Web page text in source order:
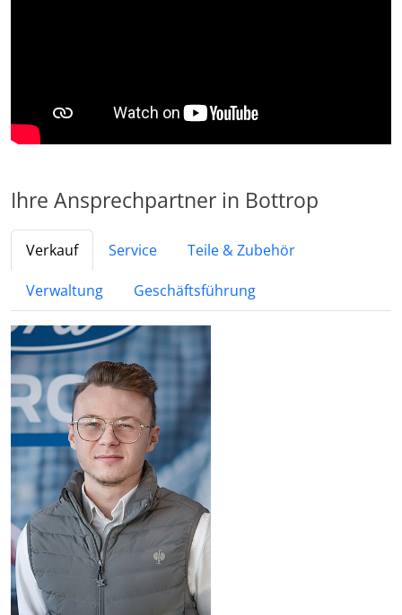
Ihre Ansprechpartner in Bottrop
Verkauf Service Teile & Zubehör
Verwaltung Geschäftsführung